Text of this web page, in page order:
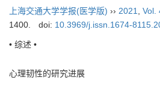
上海交通大学学报(医学版) ›› 2021 Vol.
1400.
doi: 10.3969/j.issn.1674-
• 综述 •
心理韧性的研究进展